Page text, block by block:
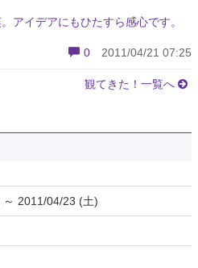
アイデアにもひたすら感心です。
0 2011/04/21 07:25
観てきた！一覧へ
2011/04/23 (土)